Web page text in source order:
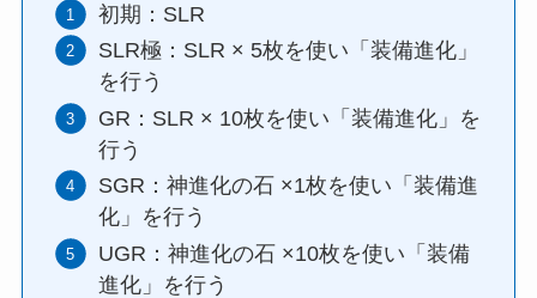
初期：SLR
SLR極：SLR × 5枚を使い「装備進化」
を行う
GR：SLR × 10枚を使い「装備進化」を
行う
SGR：神進化の石 ×1枚を使い「装備進
化」を行う
UGR：神進化の石 ×10枚を使い「装備
進化」を行う